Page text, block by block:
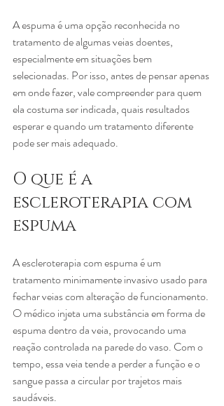
A espuma é uma opção reconhecida no
tratamento de algumas veias doentes,
especialmente em situações bem
selecionadas. Por isso, antes de pensar apenas
em onde fazer, vale compreender para quem
ela costuma ser indicada, quais resultados
esperar e quando um tratamento diferente
pode ser mais adequado.
O que é a
escleroterapia com
espuma
A escleroterapia com espuma é um
tratamento minimamente invasivo usado para
fechar veias com alteração de funcionamento.
O médico injeta uma substância em forma de
espuma dentro da veia, provocando uma
reação controlada na parede do vaso. Com o
tempo, essa veia tende a perder a função e o
sangue passa a circular por trajetos mais
saudáveis.